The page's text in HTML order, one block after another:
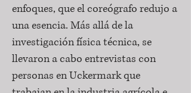
enfoques, que el coreógrafo redujo a
una esencia. Más allá de la
investigación física técnica, se
llevaron a cabo entrevistas con
personas en Uckermark que